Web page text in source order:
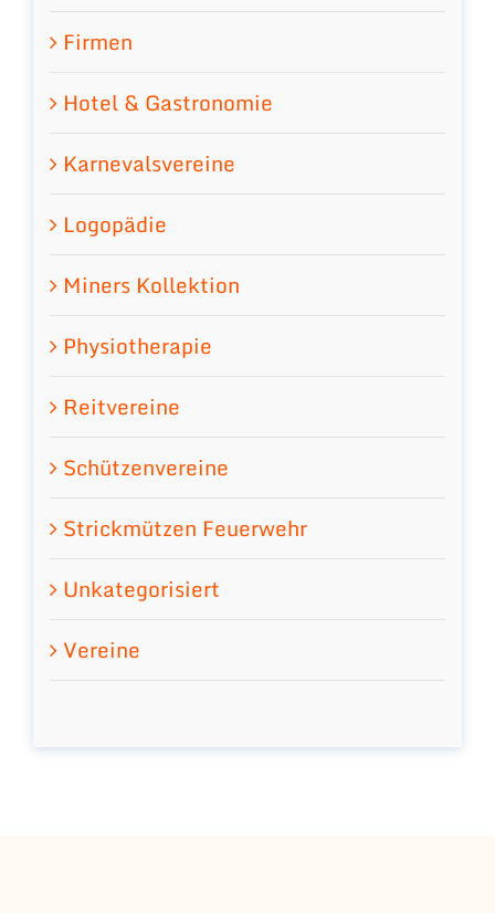
Firmen
Hotel & Gastronomie
Karnevalsvereine
Logopädie
Miners Kollektion
Physiotherapie
Reitvereine
Schützenvereine
Strickmützen Feuerwehr
Unkategorisiert
Vereine